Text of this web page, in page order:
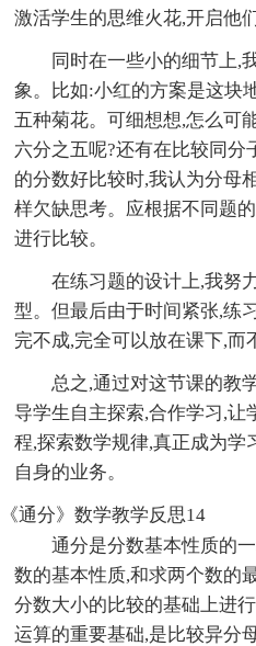
激活学生的思维火花,开启他
同时在一些小的细节上,
象。比如:小红的方案是这块
五种菊花。可细想想,怎么可
六分之五呢?还有在比较同
的分数好比较时,我认为分母
样欠缺思考。应根据不同题
进行比较。
在练习题的设计上,我努
型。但最后由于时间紧张,练
完不成,完全可以放在课下,而
总之,通过对这节课的教
导学生自主探索,合作学习,让
程,探索数学规律,真正成为学
自身的业务。
《通分》数学教学反思14
通分是分数基本性质的
数的基本性质,和求两个数的
分数大小的比较的基础上进
运算的重要基础,是比较异分